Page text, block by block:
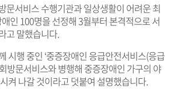
문서비스 수행기관과 일상생활이 어려운 최
인 100명을 선정해 3월부터 본격적으로 서
고 말했습니다.
시행 중인 ‘중증장애인 응급안전서비스(응급
방문서비스와 병행해 중증장애인 가구의 야
켜 나갈 것이라고 덧붙여 설명했습니다.